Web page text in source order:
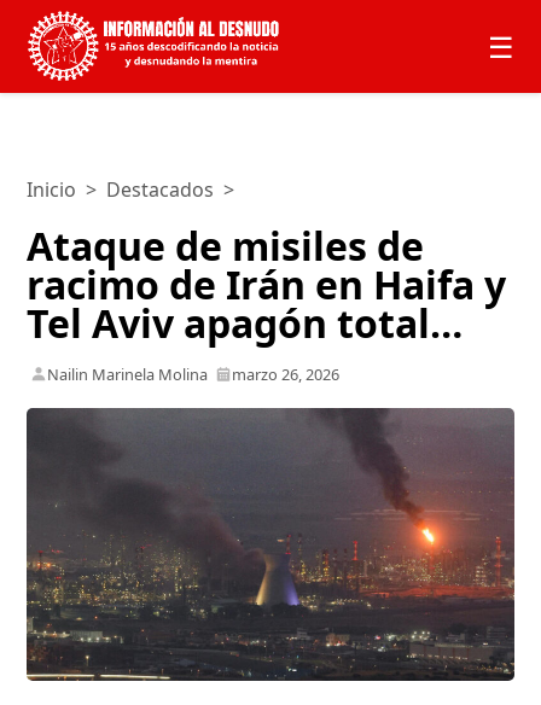
☰
Inicio > Destacados >
Ataque de misiles de
racimo de Irán en Haifa y
Tel Aviv apagón total…
Nailin Marinela Molina marzo 26, 2026